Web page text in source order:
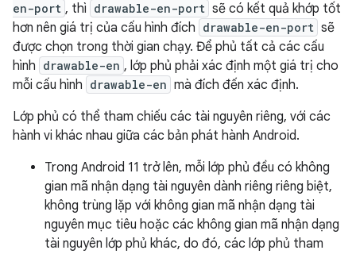
en-port , thì drawable-en-port sẽ có kết quả khớp tốt
hơn nên giá trị của cấu hình đích drawable-en-port sẽ
được chọn trong thời gian chạy. Để phủ tất cả các cấu
hình drawable-en , lớp phủ phải xác định một giá trị cho
mỗi cấu hình drawable-en mà đích đến xác định.
Lớp phủ có thể tham chiếu các tài nguyên riêng, với các
hành vi khác nhau giữa các bản phát hành Android.
Trong Android 11 trở lên, mỗi lớp phủ đều có không
gian mã nhận dạng tài nguyên dành riêng riêng biệt,
không trùng lặp với không gian mã nhận dạng tài
nguyên mục tiêu hoặc các không gian mã nhận dạng
tài nguyên lớp phủ khác, do đó, các lớp phủ tham